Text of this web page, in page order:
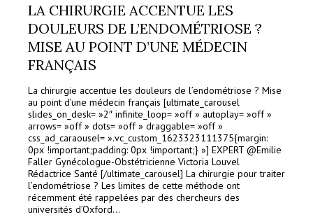
LA CHIRURGIE ACCENTUE LES
DOULEURS DE L’ENDOMÉTRIOSE ?
MISE AU POINT D’UNE MÉDECIN
FRANÇAIS
La chirurgie accentue les douleurs de l’endométriose ? Mise
au point d’une médecin français [ultimate_carousel
slides_on_desk= »2″ infinite_loop= »off » autoplay= »off »
arrows= »off » dots= »off » draggable= »off »
css_ad_caraousel= ».vc_custom_1623323111375{margin:
0px !important;padding: 0px !important;} »] EXPERT @Emilie
Faller Gynécologue-Obstétricienne Victoria Louvel
Rédactrice Santé [/ultimate_carousel] La chirurgie pour traiter
l’endométriose ? Les limites de cette méthode ont
récemment été rappelées par des chercheurs des
universités d’Oxford…